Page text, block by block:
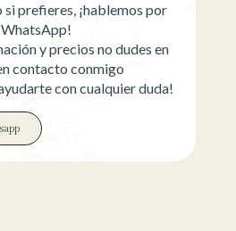
si prefieres, ¡hablemos por
WhatsApp!
y precios no dudes en
contacto conmigo
con cualquier duda!